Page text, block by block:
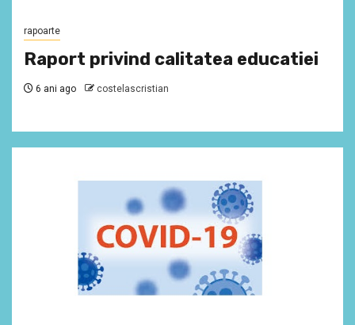
rapoarte
Raport privind calitatea educatiei
6 ani ago costelascristian